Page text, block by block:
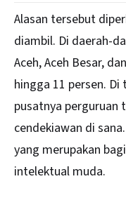
Alasan tersebut
diambil. Di daerah-
Aceh, Aceh Besar,
hingga 11 persen.
pusatnya perguruan
cendekiawan di
yang merupakan
intelektual muda.